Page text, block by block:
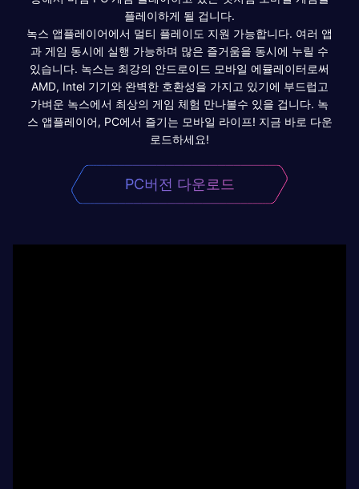
플레이하게 될 겁니다.
녹스 앱플레이어에서 멀티 플레이도 지원 가능합니다. 여러 앱
과 게임 동시에 실행 가능하며 많은 즐거움을 동시에 누릴 수
있습니다. 녹스는 최강의 안드로이드 모바일 에뮬레이터로써
AMD, Intel 기기와 완벽한 호환성을 가지고 있기에 부드럽고
가벼운 녹스에서 최상의 게임 체험 만나볼수 있을 겁니다. 녹
스 앱플레이어, PC에서 즐기는 모바일 라이프! 지금 바로 다운
로드하세요!
PC버전 다운로드